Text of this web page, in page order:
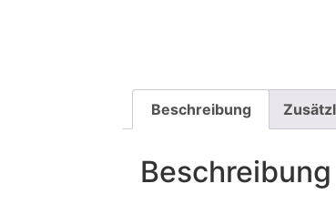
Beschreibung
Beschreibung